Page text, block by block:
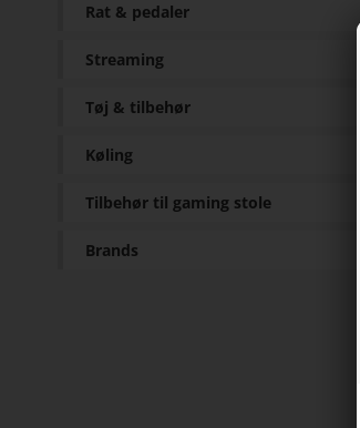
Rat & pedaler
Streaming
Tøj & tilbehør
Køling
Tilbehør til gaming stole
Brands